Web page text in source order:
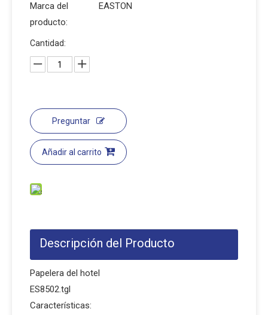
Marca del
producto:
EASTON
Cantidad:
Preguntar
Añadir al carrito
Descripción del Producto
Papelera del hotel
ES8502.tgl
Características: